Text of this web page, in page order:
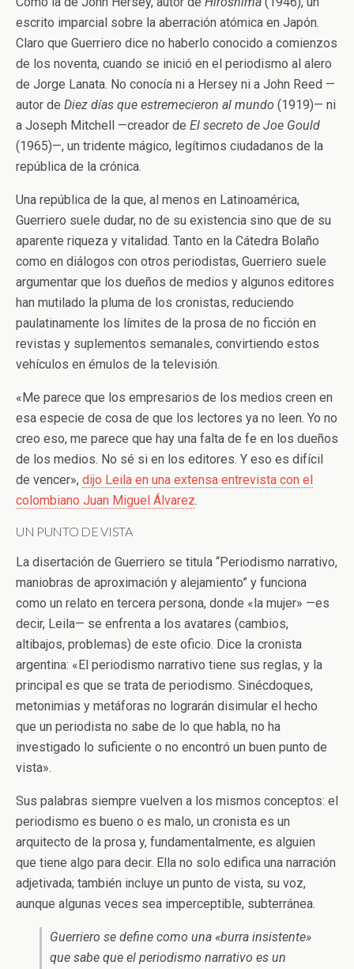
escrito imparcial sobre la aberración atómica en Japón.
Claro que Guerriero dice no haberlo conocido a comienzos
de los noventa, cuando se inició en el periodismo al alero
de Jorge Lanata. No conocía ni a Hersey ni a John Reed —
autor de Diez días que estremecieron al mundo (1919)— ni
a Joseph Mitchell —creador de El secreto de Joe Gould
(1965)—, un tridente mágico, legítimos ciudadanos de la
república de la crónica.
Una república de la que, al menos en Latinoamérica,
Guerriero suele dudar, no de su existencia sino que de su
aparente riqueza y vitalidad. Tanto en la Cátedra Bolaño
como en diálogos con otros periodistas, Guerriero suele
argumentar que los dueños de medios y algunos editores
han mutilado la pluma de los cronistas, reduciendo
paulatinamente los límites de la prosa de no ficción en
revistas y suplementos semanales, convirtiendo estos
vehículos en émulos de la televisión.
«Me parece que los empresarios de los medios creen en
esa especie de cosa de que los lectores ya no leen. Yo no
creo eso, me parece que hay una falta de fe en los dueños
de los medios. No sé si en los editores. Y eso es difícil
de vencer», dijo Leila en una extensa entrevista con el
colombiano Juan Miguel Álvarez.
UN PUNTO DE VISTA
La disertación de Guerriero se titula “Periodismo narrativo,
maniobras de aproximación y alejamiento” y funciona
como un relato en tercera persona, donde «la mujer» —es
decir, Leila— se enfrenta a los avatares (cambios,
altibajos, problemas) de este oficio. Dice la cronista
argentina: «El periodismo narrativo tiene sus reglas, y la
principal es que se trata de periodismo. Sinécdoques,
metonimias y metáforas no lograrán disimular el hecho
que un periodista no sabe de lo que habla, no ha
investigado lo suficiente o no encontró un buen punto de
vista».
Sus palabras siempre vuelven a los mismos conceptos: el
periodismo es bueno o es malo, un cronista es un
arquitecto de la prosa y, fundamentalmente, es alguien
que tiene algo para decir. Ella no solo edifica una narración
adjetivada; también incluye un punto de vista, su voz,
aunque algunas veces sea imperceptible, subterránea.
Guerriero se define como una «burra insistente»
que sabe que el periodismo narrativo es un